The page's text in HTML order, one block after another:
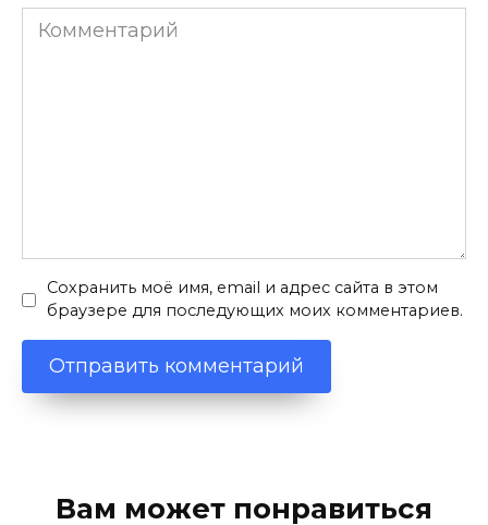
Комментарий
Сохранить моё имя, email и адрес сайта в этом
браузере для последующих моих комментариев.
Вам может понравиться